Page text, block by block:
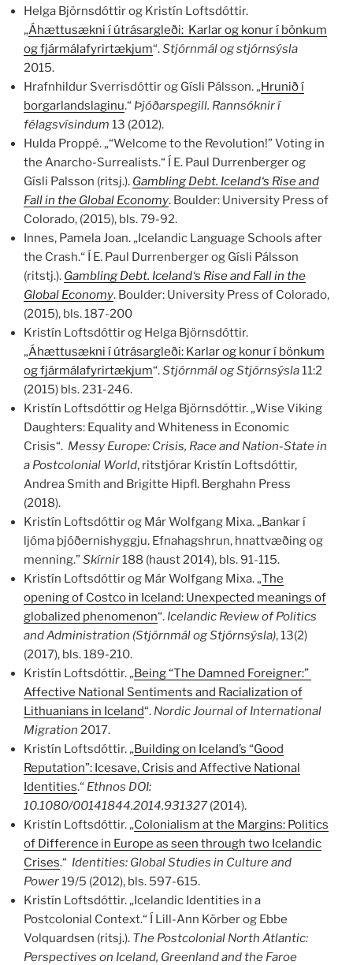
Helga Björnsdóttir og Kristín Loftsdóttir.
„Áhættusækni í útrásargleði: Karlar og konur í bönkum
og fjármálafyrirtækjum“.Stjórnmál og stjórnsýsla
2015.
Hrafnhildur Sverrisdóttir og Gísli Pálsson. „Hrunið í
borgarlandslaginu.“ Þjóðarspegill. Rannsóknir í
félagsvísindum 13 (2012).
Hulda Proppé. „“Welcome to the Revolution!” Voting in
the Anarcho-Surrealists.“ Í E. Paul Durrenberger og
Gísli Palsson (ritsj.). Gambling Debt. Iceland‘s Rise and
Fall in the Global Economy. Boulder: University Press of
Colorado, (2015), bls. 79-92.
Innes, Pamela Joan. „Icelandic Language Schools after
the Crash.“ Í E. Paul Durrenberger og Gísli Pálsson
(ritstj.). Gambling Debt. Iceland‘s Rise and Fall in the
Global Economy. Boulder: University Press of Colorado,
(2015), bls. 187-200
Kristín Loftsdóttir og Helga Björnsdóttir.
„Áhættusækni í útrásargleði: Karlar og konur í bönkum
og fjármálafyrirtækjum“.Stjórnmál og Stjórnsýsla11:2
(2015) bls. 231-246.
Kristín Loftsdóttir og Helga Björnsdóttir. „Wise Viking
Daughters: Equality and Whiteness in Economic
Crisis“. Messy Europe: Crisis, Race and Nation-State in
a Postcolonial World, ritstjórar Kristín Loftsdóttir,
Andrea Smith and Brigitte Hipfl. Berghahn Press
(2018).
Kristín Loftsdóttir og Már Wolfgang Mixa. „Bankar í
ljóma þjóðernishyggju. Efnahagshrun, hnattvæðing og
menning.”Skírnir188 (haust 2014), bls. 91-115.
Kristín Loftsdóttir og Már Wolfgang Mixa. „The
opening of Costco in Iceland: Unexpected meanings of
globalized phenomenon“. Icelandic Review of Politics
and Administration (Stjórnmál og Stjórnsýsla), 13(2)
(2017), bls. 189-210.
Kristín Loftsdóttir. „Being “The Damned Foreigner:”
Affective National Sentiments and Racialization of
Lithuanians in Iceland“. Nordic Journal of International
Migration 2017.
Kristín Loftsdóttir. „Building on Iceland’s “Good
Reputation”: Icesave, Crisis and Affective National
Identities.“ Ethnos DOI:
10.1080/00141844.2014.931327(2014).
Kristín Loftsdóttir. „Colonialism at the Margins: Politics
of Difference in Europe as seen through two Icelandic
Crises.“ Identities: Global Studies in Culture and
Power19/5 (2012), bls. 597-615.
Kristín Loftsdóttir. „Icelandic Identities in a
Postcolonial Context.“ Í Lill-Ann Körber og Ebbe
Volquardsen (ritsj.). The Postcolonial North Atlantic:
Perspectives on Iceland, Greenland and the Faroe